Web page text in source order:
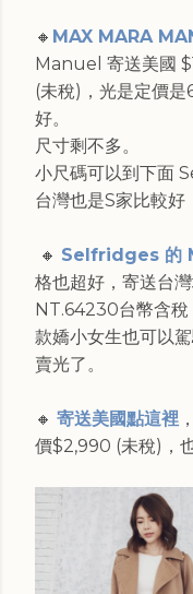
🔸 MAX MARA
Manuel 寄送美國
(未稅)，光是定價
好。
尺寸剩不多。
小尺碼可以到下面
台灣也是S家比較好
🔸 Selfridges 的
格也超好，寄送台
NT.64230台幣含稅
款嬌小女生也可以
賣光了。
🔸 寄送美國點這裡
價$2,990 (未稅)，